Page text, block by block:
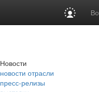
Новости
новости отрасли
пресс-релизы